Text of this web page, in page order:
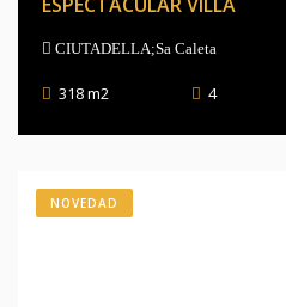
CIUTADELLA;Sa Caleta
318 m2 4
NOVEDAD